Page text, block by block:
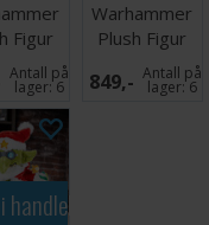
Figur
Antall på
lager:6
Warhammer
Plush Figur
Purple Sun
Shysish
849,- Antall på
lager:6